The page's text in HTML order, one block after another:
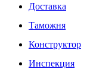
Доставка
Таможня
Конструктор
Инспекция